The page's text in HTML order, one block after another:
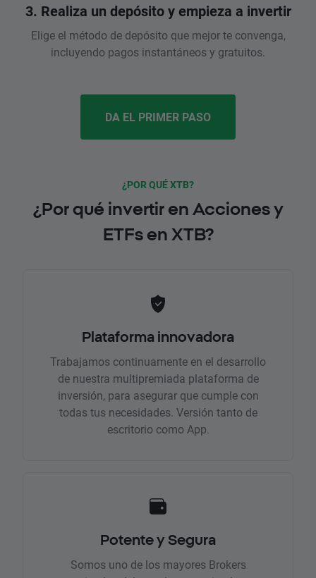
3. Realiza un depósito y empieza a invertir
Elige el método de depósito que mejor te convenga,
incluyendo pagos instantáneos y gratuitos.
DA EL PRIMER PASO
¿POR QUÉ XTB?
¿Por qué invertir en Acciones y
ETFs en XTB?
Plataforma innovadora
Trabajamos continuamente en el desarrollo
de nuestra multipremiada plataforma de
inversión, para asegurar que cumple con
todas tus necesidades. Versión tanto de
escritorio como App.
Potente y Segura
Somos uno de los mayores Brokers